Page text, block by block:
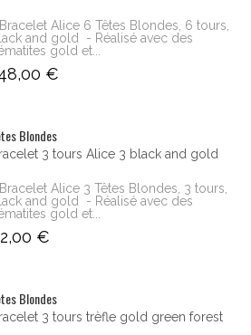
Alice 6 Têtes Blondes, 6 tours,
and gold - Réalisé avec des
gold et...
€
Blondes
3 tours Alice 3 black and gold
Alice 3 Têtes Blondes, 3 tours,
and gold - Réalisé avec des
gold et...
€
Blondes
3 tours trèfle gold green forest